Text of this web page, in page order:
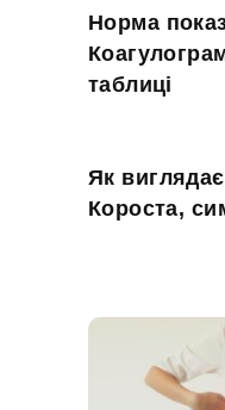
Норма
таблиці
Як виглядає
Короста,